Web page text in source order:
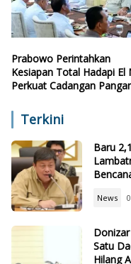
Prabowo Perintahkan
Kesiapan Total Hadapi El
Perkuat Cadangan
Terkini
Baru
News
Satu
Hilang